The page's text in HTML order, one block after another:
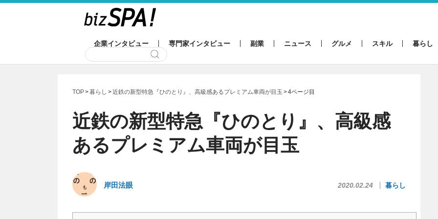
企業インタビュー 専門家インタビュー 副業 ニュース グルメ スキル 暮らし
TOP 暮らし 近鉄の新型特急『ひのとり』、高級感あるプレミアム車両が目玉 4ページ目
近鉄の新型特急『ひのとり』、高級感
あるプレミアム車両が目玉
岸田法眼 2020.02.24 暮らし